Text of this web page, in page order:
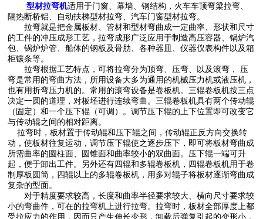
型材拉弯机适用于门窗、幕墙、钢结构，火车车顶弯梁拉弯、
隔热断桥铝、自动扶梯型材拉弯、汽车门窗型材拉弯。
拉弯就是把金属板材、管材和型材弯曲成一定曲率、形状和尺寸
的工件的冲压成形工艺，拉弯成形广泛应用于制造高压容器、锅炉汽
包、锅炉炉管、船体的钢板及骨肋、各种器皿、仪器仪表构件以及箱
柜镶条等。
拉弯根据工艺特点，可将拉弯分为顶弯、压弯、以及滚弯， 压
弯是常用的弯曲方法，所用设备大多为通用的机械压力机或液压机，
也有用折弯压力机的。常用的滚弯设备是卷板机。三辊卷板机按三点
决定一圆的道理，对板坯进行连续弯曲。三辊卷板机具有两个传动辊
（固定）和一个压下辊（可调）。调节压下辊的上下位置即可改变它
与传动辊之间的相对距离。
拉弯时，板材置于传动辊和压下辊之间，传动辊正反方向交换转
动，使板材往复运动，调节压下辊使之逐步压下，即可将板材弯曲成
所需曲率的圆柱面、圆锥面和曲率较小的双曲面。压下辊一端可升
起，便于卸出工件。另外还有四辊和多辊卷板机，四辊卷板机用于卷
制厚板圆筒，四辊以上的多辊卷板机，用多对辊子将板材逐渐弯曲成
复杂的型面。
对于精度要求较高，长度和曲率半径要求较大、横向尺寸要求较
小的弯曲件，可在的拉弯机上进行拉弯。拉弯时，板材全部厚度上都
受拉应力的作用，因而只产生伸长变形，卸载后弹复引起的变形小，